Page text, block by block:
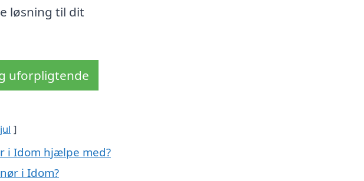
løsning til dit
uforpligtende
i Idom hjælpe med?
i Idom?